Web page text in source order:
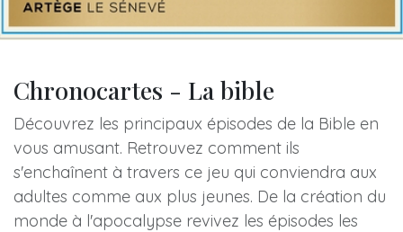
Chronocartes - La bible
Découvrez les principaux épisodes de la Bible en
vous amusant. Retrouvez comment ils
s'enchaînent à travers ce jeu qui conviendra aux
adultes comme aux plus jeunes. De la création du
monde à l'apocalypse revivez les épisodes les